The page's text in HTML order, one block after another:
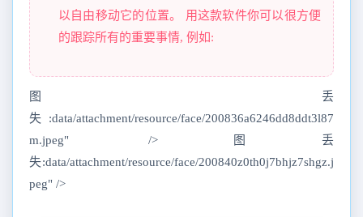
以自由移动它的位置。 用这款软件你可以很方便
的跟踪所有的重要事情, 例如:
图丢
失:data/attachment/resource/face/200836a6246dd8ddt3l87
m.jpeg" />图丢
失:data/attachment/resource/face/200840z0th0j7bhjz7shgz.j
peg" />